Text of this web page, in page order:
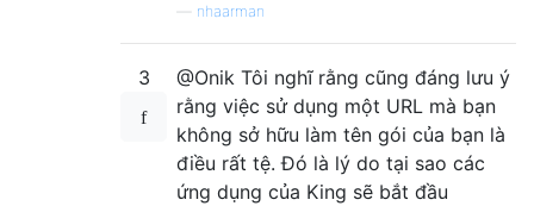
nhaarman
3
@Onik Tôi nghĩ rằng cũng đáng lưu ý
rằng việc sử dụng một URL mà bạn
không sở hữu làm tên gói của bạn là
điều rất tệ. Đó là lý do tại sao các
ứng dụng của King sẽ bắt đầu